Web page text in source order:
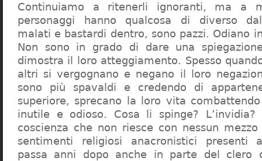
Continuiamo a ritenerli ignoranti, ma a
personaggi hanno qualcosa di diverso
malati e bastardi dentro, sono pazzi. Odiano
Non sono in grado di dare una
dimostra il loro atteggiamento. Spesso
altri si vergognano e negano il loro
sono più spavaldi e credendo di
superiore, sprecano la loro vita
inutile e odioso. Cosa li spinge?
coscienza che non riesce con nessun
sentimenti religiosi anacronistici presenti
passa anni dopo anche in parte del clero